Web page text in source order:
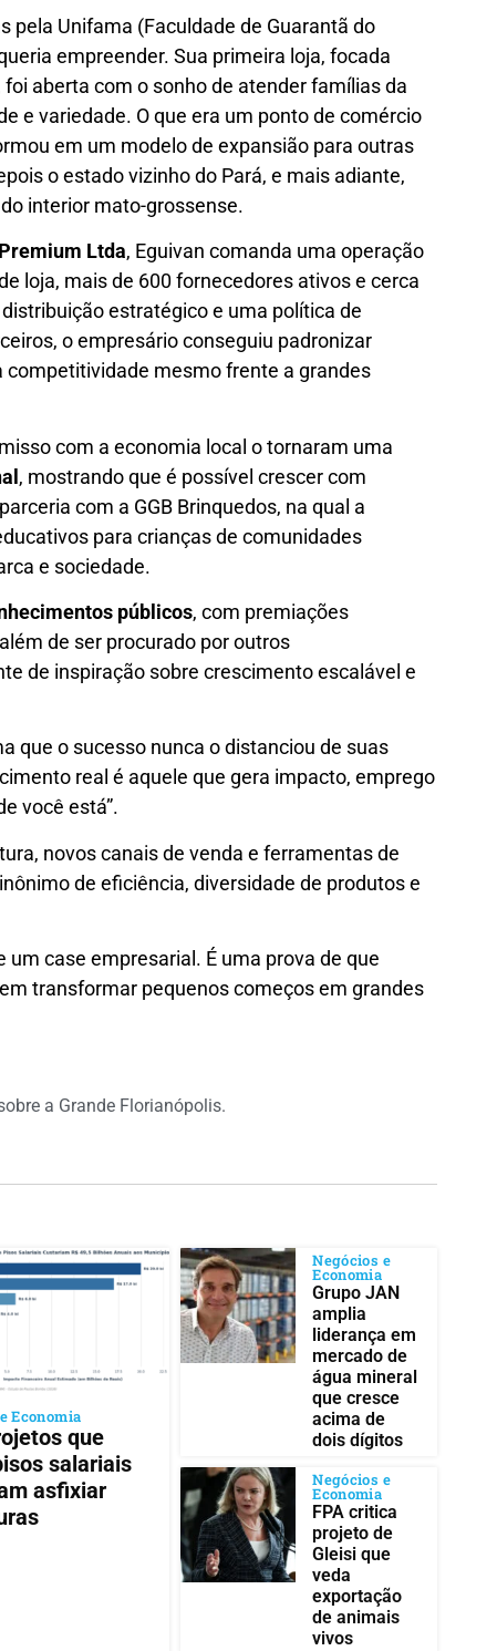
pela Unifama (Faculdade de Guarantã do
empreender. Sua primeira loja, focada
foi aberta com o sonho de atender famílias da
e variedade. O que era um ponto de comércio
em um modelo de expansião para outras
o estado vizinho do Pará, e mais adiante,
interior mato-grossense.
Ltda, Eguivan comanda uma operação
loja, mais de 600 fornecedores ativos e cerca
estratégico e uma política de
o empresário conseguiu padronizar
mesmo frente a grandes
com a economia local o tornaram uma
, mostrando que é possível crescer com
com a GGB Brinquedos, na qual a
para crianças de comunidades
e sociedade.
públicos, com premiações
de ser procurado por outros
de inspiração sobre crescimento escalável e
que o sucesso nunca o distanciou de suas
real é aquele que gera impacto, emprego
você está”.
novos canais de venda e ferramentas de
de eficiência, diversidade de produtos e
case empresarial. É uma prova de que
transformar pequenos começos em grandes
a Grande Florianópolis.
Economia
que
salariais
asfixiar
Negócios e
Economia
Grupo JAN
amplia
liderança em
mercado de
água mineral
que cresce
acima de
dois dígitos
Negócios e
Economia
FPA critica
projeto de
Gleisi que
veda
exportação
de animais
vivos